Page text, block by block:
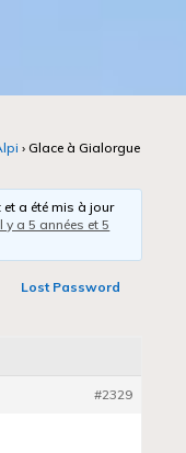
› Glace à Gialorgue
et a été mis à jour
y a 5 années et 5
Lost Password
#2329